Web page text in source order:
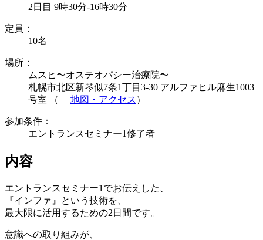
2日目 9時30分-16時30分
定員：
10名
場所：
ムスヒ〜オステオパシー治療院〜
札幌市北区新琴似7条1丁目3-30 アルファヒル麻生1003
号室 （
地図・アクセス ）
参加条件：
エントランスセミナー1修了者
内容
エントランスセミナー1でお伝えした、
『インファ』という技術を、
最大限に活用するための2日間です。
意識への取り組みが、